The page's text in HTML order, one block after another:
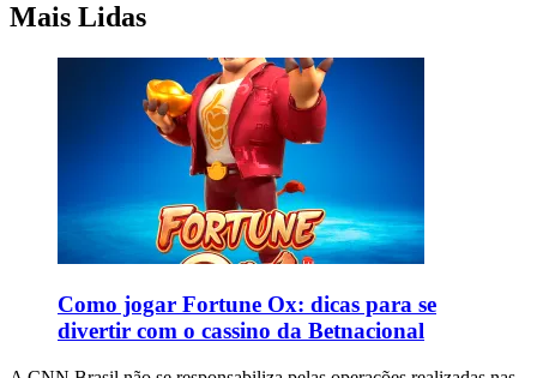
Mais Lidas
Como jogar Fortune Ox: dicas para se
divertir com o cassino da Betnacional